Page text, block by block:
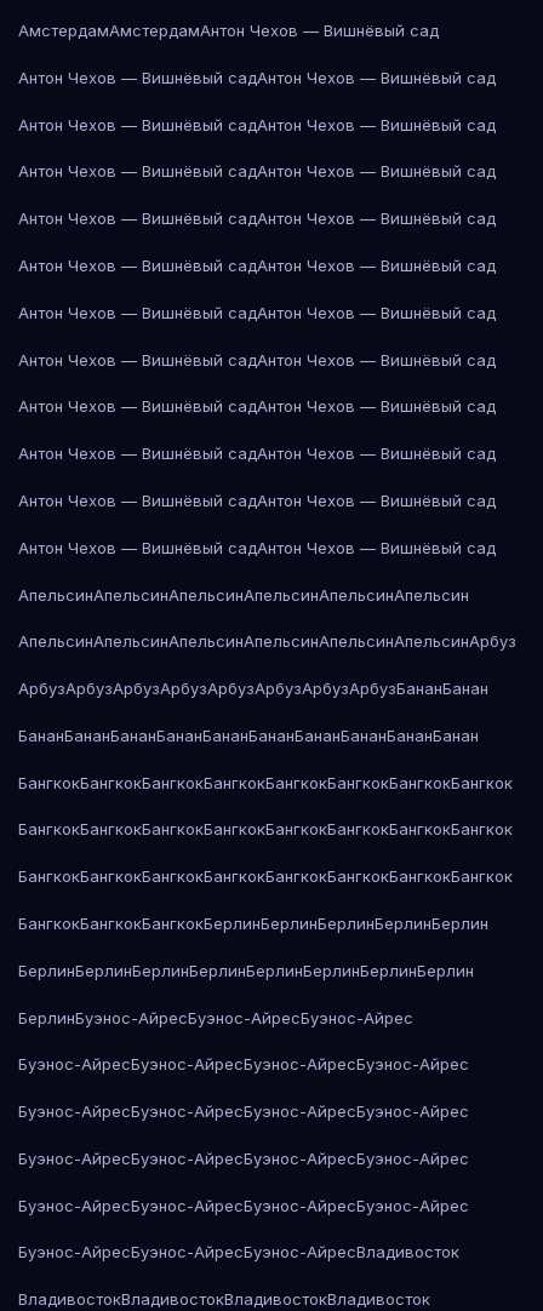
АмстердамАмстердамАнтон Чехов — Вишнёвый сад
Антон Чехов — Вишнёвый садАнтон Чехов — Вишнёвый сад
Антон Чехов — Вишнёвый садАнтон Чехов — Вишнёвый сад
Антон Чехов — Вишнёвый садАнтон Чехов — Вишнёвый сад
Антон Чехов — Вишнёвый садАнтон Чехов — Вишнёвый сад
Антон Чехов — Вишнёвый садАнтон Чехов — Вишнёвый сад
Антон Чехов — Вишнёвый садАнтон Чехов — Вишнёвый сад
Антон Чехов — Вишнёвый садАнтон Чехов — Вишнёвый сад
Антон Чехов — Вишнёвый садАнтон Чехов — Вишнёвый сад
Антон Чехов — Вишнёвый садАнтон Чехов — Вишнёвый сад
Антон Чехов — Вишнёвый садАнтон Чехов — Вишнёвый сад
Антон Чехов — Вишнёвый садАнтон Чехов — Вишнёвый сад
АпельсинАпельсинАпельсинАпельсинАпельсинАпельсин
АпельсинАпельсинАпельсинАпельсинАпельсинАпельсинАрбуз
АрбузАрбузАрбузАрбузАрбузАрбузАрбузАрбузБананБанан
БананБананБананБананБананБананБананБананБананБанан
БангкокБангкокБангкокБангкокБангкокБангкокБангкокБангкок
БангкокБангкокБангкокБангкокБангкокБангкокБангкокБангкок
БангкокБангкокБангкокБангкокБангкокБангкокБангкокБангкок
БангкокБангкокБангкокБерлинБерлинБерлинБерлинБерлин
БерлинБерлинБерлинБерлинБерлинБерлинБерлинБерлин
БерлинБуэнос-АйресБуэнос-АйресБуэнос-Айрес
Буэнос-АйресБуэнос-АйресБуэнос-АйресБуэнос-Айрес
Буэнос-АйресБуэнос-АйресБуэнос-АйресБуэнос-Айрес
Буэнос-АйресБуэнос-АйресБуэнос-АйресБуэнос-Айрес
Буэнос-АйресБуэнос-АйресБуэнос-АйресБуэнос-Айрес
Буэнос-АйресБуэнос-АйресБуэнос-АйресВладивосток
ВладивостокВладивостокВладивостокВладивосток